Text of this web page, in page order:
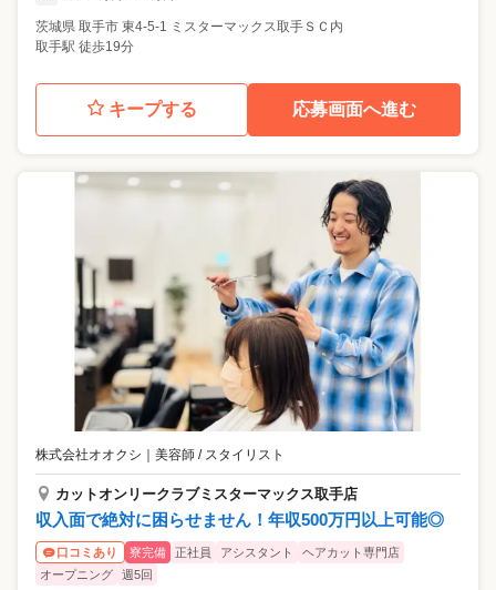
茨城県 取手市 東4-5-1 ミスターマックス取手ＳＣ内
取手駅 徒歩19分
キープする 応募画面へ進む
株式会社オオクシ 美容師 / スタイリスト
カットオンリークラブミスターマックス取手店
収入面で絶対に困らせません！年収500万円以上可能◎
口コミあり 寮完備 正社員 アシスタント
ヘアカット専門店
オープニング
週5回